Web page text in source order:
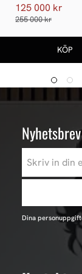
125 000 kr
255 000 kr
Nyhetsbrev
Dina